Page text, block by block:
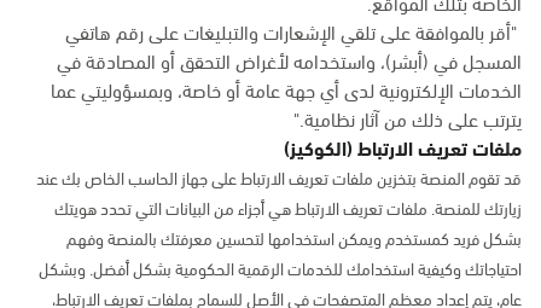
"أقر بالموافقة على تلقي الإشعارات والتبليغات على رقم هاتفي
المسجل في (أبشر)، واستخدامه لأغراض التحقق أو المصادقة في
الخدمات الإلكترونية لدى أي جهة عامة أو خاصة، وبمسؤوليتي عما
يترتب على ذلك من آثار نظامية."
ملفات تعريف الارتباط (الكوكيز)
قد تقوم المنصة بتخزين ملفات تعريف الارتباط على جهاز الحاسب الخاص بك عند
زيارتك للمنصة. ملفات تعريف الارتباط هي أجزاء من البيانات التي تحدد هويتك
بشكل فريد كمستخدم ويمكن استخدامها لتحسين معرفتك بالمنصة وفهم
احتياجاتك وكيفية استخدامك للخدمات الرقمية الحكومية بشكل أفضل. وبشكل
عام، يتم إعداد معظم المتصفحات في الأصل للسماح بملفات تعريف الارتباط،